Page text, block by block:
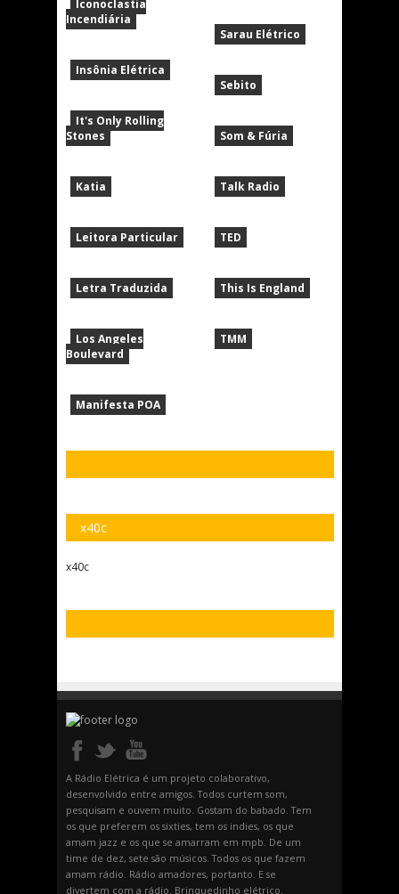
Iconoclastia
Incendiária
Insônia Elétrica
It's Only Rolling
Stones
Katia
Leitora Particular
Letra Traduzida
Los Angeles
Boulevard
Manifesta POA
Sarau Elétrico
Sebito
Som & Fúria
Talk Radio
TED
This Is England
TMM
x40c
x40c
A Rádio Elétrica é um projeto colaborativo,
desenvolvido entre amigos. Todos curtem som,
pesquisam e ouvem muito. Gostam do babado. Tem
os que preferem os sixties, tem os indies, os que
amam jazz e os que se amarram em mpb. De um
time de dez, sete são músicos. Todos os que fazem
amam rádio. Rádio amadores, portanto. E se
divertem com a rádio. Brinquedinho elétrico.